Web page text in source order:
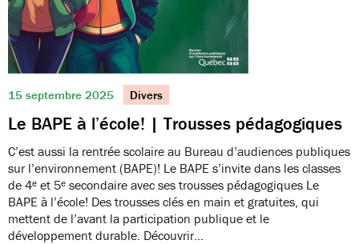
15 septembre 2025 Divers
Le BAPE à l’école! | Trousses pédagogiques
C’est aussi la rentrée scolaire au Bureau d’audiences publiques
sur l’environnement (BAPE)! Le BAPE s’invite dans les classes
de 4ᵉ et 5ᵉ secondaire avec ses trousses pédagogiques Le
BAPE à l’école! Des trousses clés en main et gratuites, qui
mettent de l’avant la participation publique et le
développement durable. Découvrir…